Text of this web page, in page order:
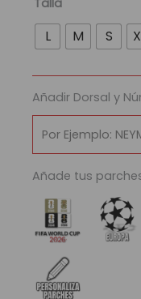
L M S
Añadir Dorsal y
Añade tus
Retro
AC
2017/18
cantidad